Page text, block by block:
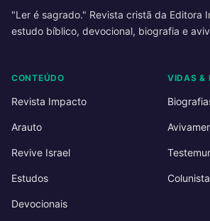
"Ler é sagrado." Revista cristã da Editora
estudo bíblico, devocional, biografia e
CONTEÚDO
Revista Impacto
Arauto
Revive Israel
Estudos
Devocionais
VIDAS &